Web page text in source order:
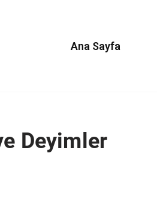
Ana Sayfa
Deyimler